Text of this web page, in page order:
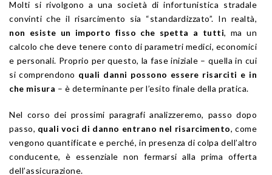
Molti si rivolgono a una società di infortunistica stradale
convinti che il risarcimento sia “standardizzato”. In realtà,
non esiste un importo fisso che spetta a tutti, ma un
calcolo che deve tenere conto di parametri medici, economici
e personali. Proprio per questo, la fase iniziale – quella in cui
si comprendono quali danni possono essere risarciti e in
che misura – è determinante per l’esito finale della pratica.
Nel corso dei prossimi paragrafi analizzeremo, passo dopo
passo, quali voci di danno entrano nel risarcimento, come
vengono quantificate e perché, in presenza di colpa dell’altro
conducente, è essenziale non fermarsi alla prima offerta
dell’assicurazione.